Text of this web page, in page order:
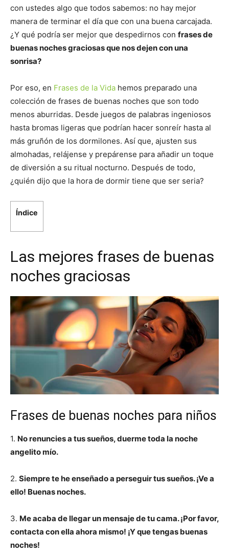
con ustedes algo que todos sabemos: no hay mejor
manera de terminar el día que con una buena carcajada.
¿Y qué podría ser mejor que despedirnos con frases de
buenas noches graciosas que nos dejen con una
sonrisa?
Por eso, en Frases de la Vida hemos preparado una
colección de frases de buenas noches que son todo
menos aburridas. Desde juegos de palabras ingeniosos
hasta bromas ligeras que podrían hacer sonreír hasta al
más gruñón de los dormilones. Así que, ajusten sus
almohadas, relájense y prepárense para añadir un toque
de diversión a su ritual nocturno. Después de todo,
¿quién dijo que la hora de dormir tiene que ser seria?
Índice
Las mejores frases de buenas
noches graciosas
Frases de buenas noches para niños
1. No renuncies a tus sueños, duerme toda la noche
angelito mío.
2. Siempre te he enseñado a perseguir tus sueños. ¡Ve a
ello! Buenas noches.
3. Me acaba de llegar un mensaje de tu cama. ¡Por favor,
contacta con ella ahora mismo! ¡Y que tengas buenas
noches!